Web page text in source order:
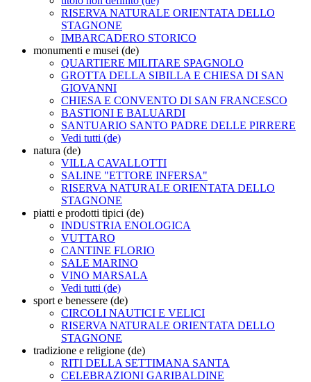
RISERVA NATURALE ORIENTATA DELLO
STAGNONE
IMBARCADERO STORICO
monumenti e musei (de)
QUARTIERE MILITARE SPAGNOLO
GROTTA DELLA SIBILLA E CHIESA DI SAN
GIOVANNI
CHIESA E CONVENTO DI SAN FRANCESCO
BASTIONI E BALUARDI
SANTUARIO SANTO PADRE DELLE PIRRERE
Vedi tutti (de)
natura (de)
VILLA CAVALLOTTI
SALINE "ETTORE INFERSA"
RISERVA NATURALE ORIENTATA DELLO
STAGNONE
piatti e prodotti tipici (de)
INDUSTRIA ENOLOGICA
VUTTARO
CANTINE FLORIO
SALE MARINO
VINO MARSALA
Vedi tutti (de)
sport e benessere (de)
CIRCOLI NAUTICI E VELICI
RISERVA NATURALE ORIENTATA DELLO
STAGNONE
tradizione e religione (de)
RITI DELLA SETTIMANA SANTA
CELEBRAZIONI GARIBALDINE